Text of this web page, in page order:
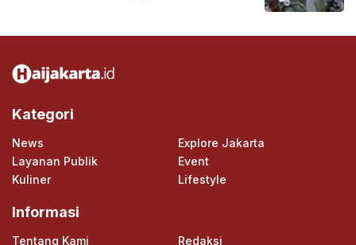
Kategori
News
Explore Jakarta
Layanan Publik
Event
Kuliner
Lifestyle
Informasi
Tentang Kami Redaksi